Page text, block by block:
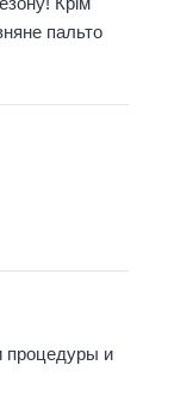
пальто
процедуры и